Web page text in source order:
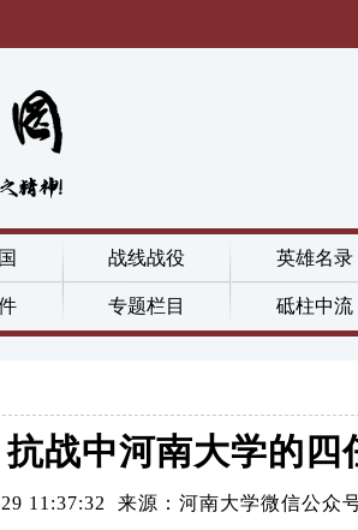
战线战役 英雄名录
专题栏目 砥柱中流
抗战中河南大学的四
11:37:32 来源：河南大学微信公众